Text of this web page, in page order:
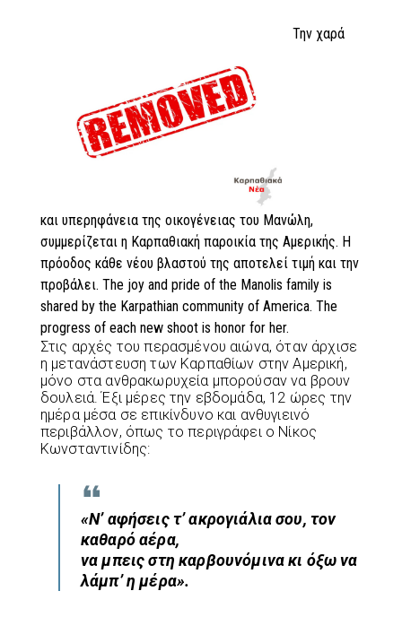
Την χαρά
και υπερηφάνεια της οικογένειας του Μανώλη,
συμμερίζεται η Καρπαθιακή παροικία της Αμερικής. Η
πρόοδος κάθε νέου βλαστού της αποτελεί τιμή και την
προβάλει. The joy and pride of the Manolis family is
shared by the Karpathian community of America. The
progress of each new shoot is honor for her.
Στις αρχές του περασμένου αιώνα, όταν άρχισε
η μετανάστευση των Καρπαθίων στην Αμερική,
μόνο στα ανθρακωρυχεία μπορούσαν να βρουν
δουλειά. Έξι μέρες την εβδομάδα, 12 ώρες την
ημέρα μέσα σε επικίνδυνο και ανθυγιεινό
περιβάλλον, όπως το περιγράφει ο Νίκος
Κωνσταντινίδης:
«Ν’ αφήσεις τ’ ακρογιάλια σου, τον
καθαρό αέρα,
να μπεις στη καρβουνόμινα κι όξω να
λάμπ’ η μέρα».